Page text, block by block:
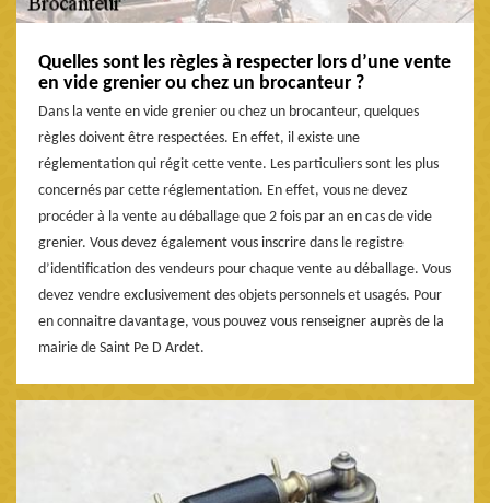
Quelles sont les règles à respecter lors d’une vente
en vide grenier ou chez un brocanteur ?
Dans la vente en vide grenier ou chez un brocanteur, quelques
règles doivent être respectées. En effet, il existe une
réglementation qui régit cette vente. Les particuliers sont les plus
concernés par cette réglementation. En effet, vous ne devez
procéder à la vente au déballage que 2 fois par an en cas de vide
grenier. Vous devez également vous inscrire dans le registre
d’identification des vendeurs pour chaque vente au déballage. Vous
devez vendre exclusivement des objets personnels et usagés. Pour
en connaitre davantage, vous pouvez vous renseigner auprès de la
mairie de Saint Pe D Ardet.